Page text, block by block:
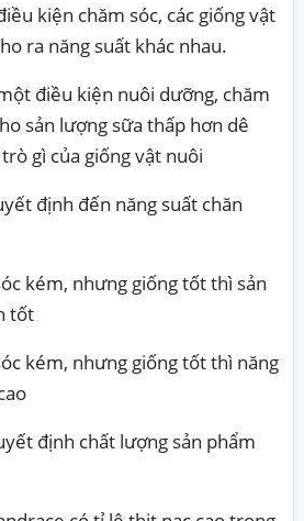
kiện chăm sóc, các giống vật
ra năng suất khác nhau.
điều kiện nuôi dưỡng, chăm
sản lượng sữa thấp hơn dê
gì của giống vật nuôi
định đến năng suất chăn
kém, nhưng giống tốt thì sản
tốt
kém, nhưng giống tốt thì năng
định chất lượng sản phẩm